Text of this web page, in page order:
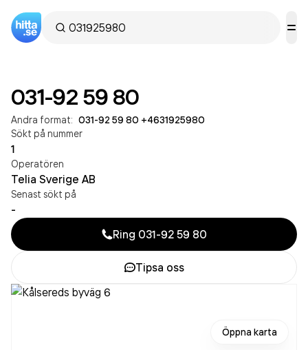
031-92 59 80
Andra format: 031-92 59 80 +4631925980
Sökt på nummer
1
Operatören
Telia Sverige AB
Senast sökt på
-
Ring 031-92 59 80
Tipsa oss
Öppna karta